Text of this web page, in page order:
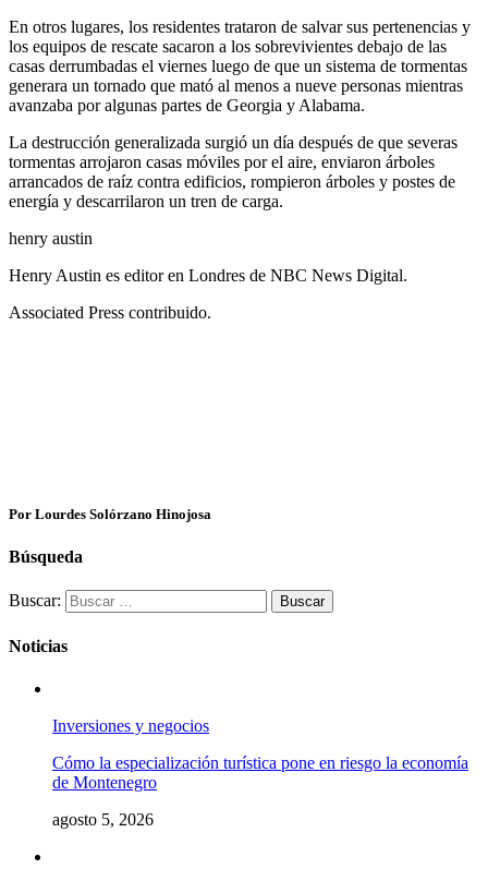
En otros lugares, los residentes trataron de salvar sus pertenencias y
los equipos de rescate sacaron a los sobrevivientes debajo de las
casas derrumbadas el viernes luego de que un sistema de tormentas
generara un tornado que mató al menos a nueve personas mientras
avanzaba por algunas partes de Georgia y Alabama.
La destrucción generalizada surgió un día después de que severas
tormentas arrojaron casas móviles por el aire, enviaron árboles
arrancados de raíz contra edificios, rompieron árboles y postes de
energía y descarrilaron un tren de carga.
henry austin
Henry Austin es editor en Londres de NBC News Digital.
Associated Press contribuido.
Por Lourdes Solórzano Hinojosa
Búsqueda
Buscar:
Noticias
Inversiones y negocios
Cómo la especialización turística pone en riesgo la economía
de Montenegro
agosto 5, 2026